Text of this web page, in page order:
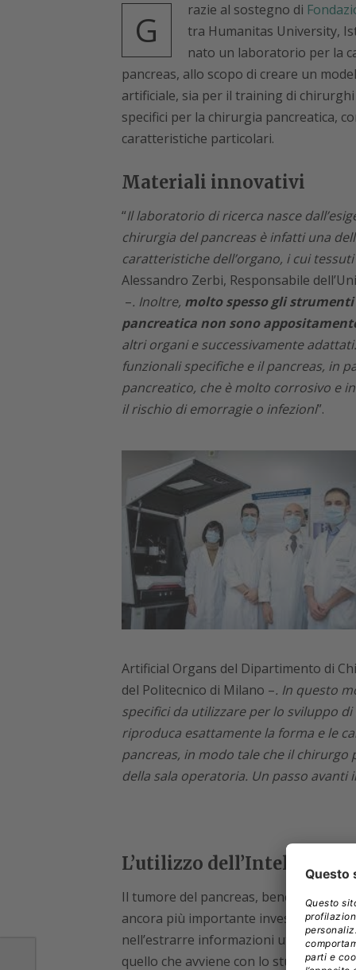
G razie al sostegno di
tra Humanitas University,
nato un laboratorio per la
pancreas, allo scopo di creare un
artificiale, sia per il training di
specifici per la chirurgia pancreatica,
caratteristiche particolari.
Materiali innovativi
“Il laboratorio di ricerca nasce
chirurgia del pancreas è infatti una
caratteristiche dell’organo, i cui
Alessandro Zerbi, Responsabile
–. Inoltre, molto spesso gli
pancreatica non sono
altri organi e successivamente
funzionali specifiche e il pancreas, in
pancreatico, che è molto corrosivo e
il rischio di emorragie o infezioni”.
Artificial Organs del Dipartimento di
del Politecnico di Milano –. In questo
specifici da utilizzare per lo sviluppo
riproduca esattamente la forma e le
pancreas, in modo tale che il chirurgo
della sala operatoria. Un passo avanti
L’utilizzo
Il tumore del pancreas, benché in
ancora più importante investire
nell’estrarre informazioni utili anche
quello che avviene con lo studio